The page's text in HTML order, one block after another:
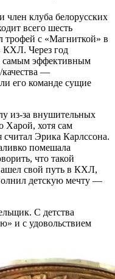
клуба белорусских
всего шесть
трофей с «Магниткой» в
КХЛ. Через год
самым эффективным
—
его команде сущие
из-за внушительных
Харой, хотя сам
Эрика Карлссона.
помешала
что такой
свой путь в КХЛ,
детскую мечту —
С детства
и с удовольствием